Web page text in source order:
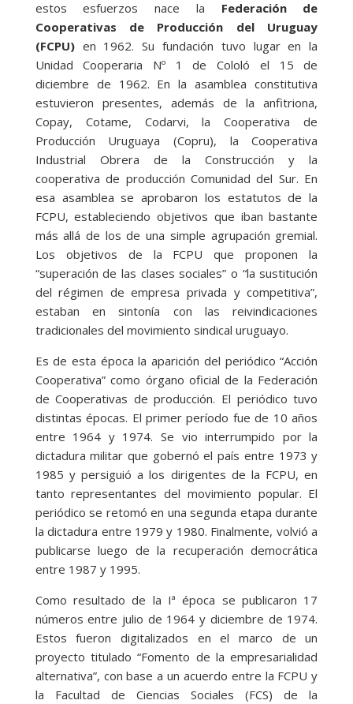
estos esfuerzos nace la Federación de
Cooperativas de Producción del Uruguay
(FCPU)en 1962. Su fundación tuvo lugar en la
Unidad Cooperaria Nº 1 de Cololó el 15 de
diciembre de 1962. En la asamblea constitutiva
estuvieron presentes, además de la anfitriona,
Copay, Cotame, Codarvi, la Cooperativa de
Producción Uruguaya (Copru), la Cooperativa
Industrial Obrera de la Construcción y la
cooperativa de producción Comunidad del Sur. En
esa asamblea se aprobaron los estatutos de la
FCPU, estableciendo objetivos que iban bastante
más allá de los de una simple agrupación gremial.
Los objetivos de la FCPU que proponen la
“superación de las clases sociales” o “la sustitución
del régimen de empresa privada y competitiva”,
estaban en sintonía con las reivindicaciones
tradicionales del movimiento sindical uruguayo.
Es de esta época la aparición del periódico “Acción
Cooperativa” como órgano oficial de la Federación
de Cooperativas de producción. El periódico tuvo
distintas épocas. El primer período fue de 10 años
entre 1964 y 1974. Se vio interrumpido por la
dictadura militar que gobernó el país entre 1973 y
1985 y persiguió a los dirigentes de la FCPU, en
tanto representantes del movimiento popular. El
periódico se retomó en una segunda etapa durante
la dictadura entre 1979 y 1980. Finalmente, volvió a
publicarse luego de la recuperación democrática
entre 1987 y 1995.
Como resultado de la Iª época se publicaron 17
números entre julio de 1964 y diciembre de 1974.
Estos fueron digitalizados en el marco de un
proyecto titulado “Fomento de la empresarialidad
alternativa”, con base a un acuerdo entre la FCPU y
la Facultad de Ciencias Sociales (FCS) de la